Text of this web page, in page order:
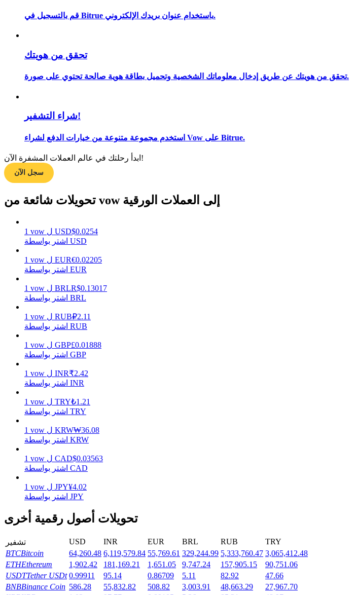
معلومة
مرشد
استراتيجيات التداول
تعلم كيفية البقاء مربحة
يكسب
احصل على مكافآت تنافسية يوميًا
قم بالتسجيل في Bitrue باستخدام عنوان بريدك الإلكتروني.
تحقق من هويتك
تحقق من هويتك عن طريق إدخال معلوماتك الشخصية وتحميل بطاقة هوية صالحة تحتوي على صورة.
شراء التشفير!
استخدم مجموعة متنوعة من خيارات الدفع لشراء Vow على Bitrue.
ابدأ رحلتك في عالم العملات المشفرة الآن!
سجل الآن
تحويلات شائعة من vow إلى العملات الورقية
1 vow ل USD$0.0254
اشتر بواسطة USD
1 vow ل EUR€0.02205
اشتر بواسطة EUR
1 vow ل BRLR$0.13017
اشتر بواسطة BRL
1 vow ل RUB₽2.11
اشتر بواسطة RUB
1 vow ل GBP£0.01888
اشتر بواسطة GBP
1 vow ل INR₹2.42
اشتر بواسطة INR
1 vow ل TRY₺1.21
اشتر بواسطة TRY
1 vow ل KRW₩36.08
اشتر بواسطة KRW
1 vow ل CAD$0.03563
اشتر بواسطة CAD
1 vow ل JPY¥4.02
اشتر بواسطة JPY
تحويلات أصول رقمية أخرى
تشفير USD INR EUR BRL RUB
TRY
BTCBitcoin 64,260.48 6,119,579.84 55,769.61 329,244.99 5,333,760.47 3,065,412.48
ETHEthereum 1,902.42 181,169.21 1,651.05 9,747.24 157,905.15
90,751.06
USDTTether USDt 0.99911 95.14 0.86709 5.11 82.92
47.66
BNBBinance Coin 586.28 55,832.82 508.82 3,003.91 48,663.29
27,967.70